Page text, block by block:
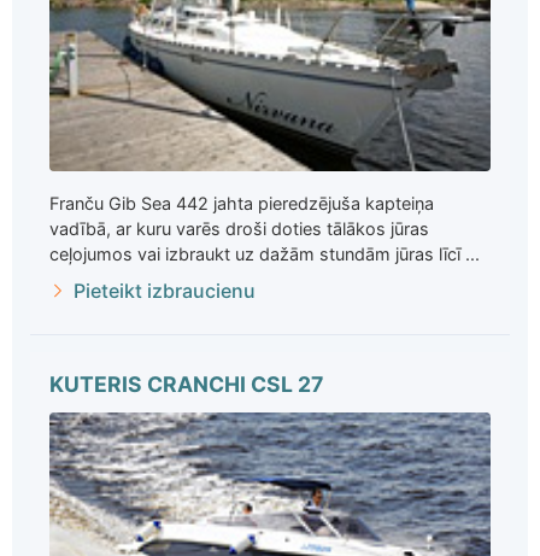
Franču Gib Sea 442 jahta pieredzējuša kapteiņa
vadībā, ar kuru varēs droši doties tālākos jūras
ceļojumos vai izbraukt uz dažām stundām jūras līcī ...
Pieteikt izbraucienu
KUTERIS CRANCHI CSL 27